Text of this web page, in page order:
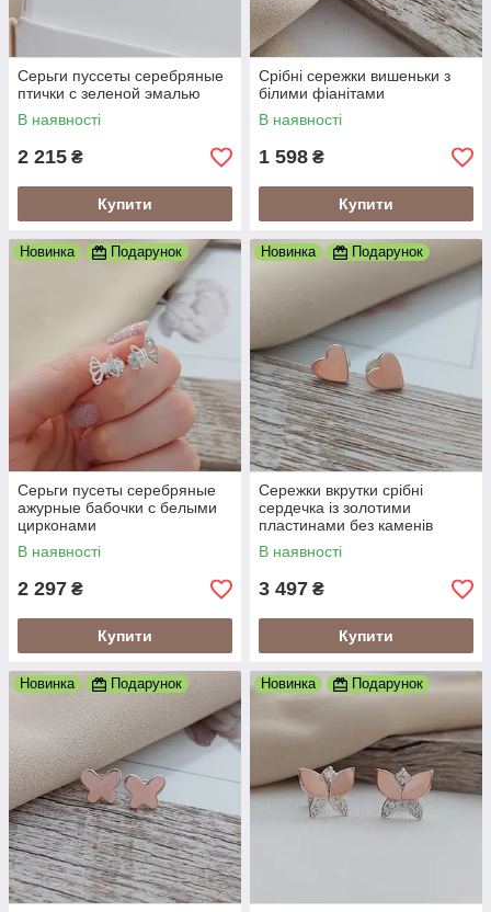
Серьги пуссеты серебряные
птички с зеленой эмалью
В наявності
2 215 ₴
Купити
Срібні сережки вишеньки з
білими фіанітами
В наявності
1 598 ₴
Купити
Новинка Подарунок
Серьги пусеты серебряные
ажурные бабочки с белыми
цирконами
В наявності
2 297 ₴
Купити
Новинка Подарунок
Сережки вкрутки срібні
сердечка із золотими
пластинами без каменів
В наявності
3 497 ₴
Купити
Новинка Подарунок Новинка Подарунок